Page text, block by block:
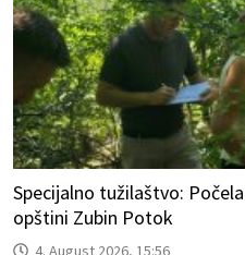
Specijalno tužilaštvo:
opštini Zubin Potok
4. August 2026, 15:56